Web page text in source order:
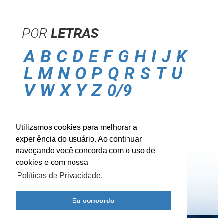
Utilizamos cookies para melhorar a
experiência do usuário. Ao continuar
navegando você concorda com o uso de
cookies e com nossa
Políticas de Privacidade.
Eu concordo
POR LETRAS
A B C D E F G H I J K
L M N O P Q R S T U
V W X Y Z 0/9
POLITICA DEPRIVACIDADE
CONTATO
BUSCAMÚSICA
ENTRAR